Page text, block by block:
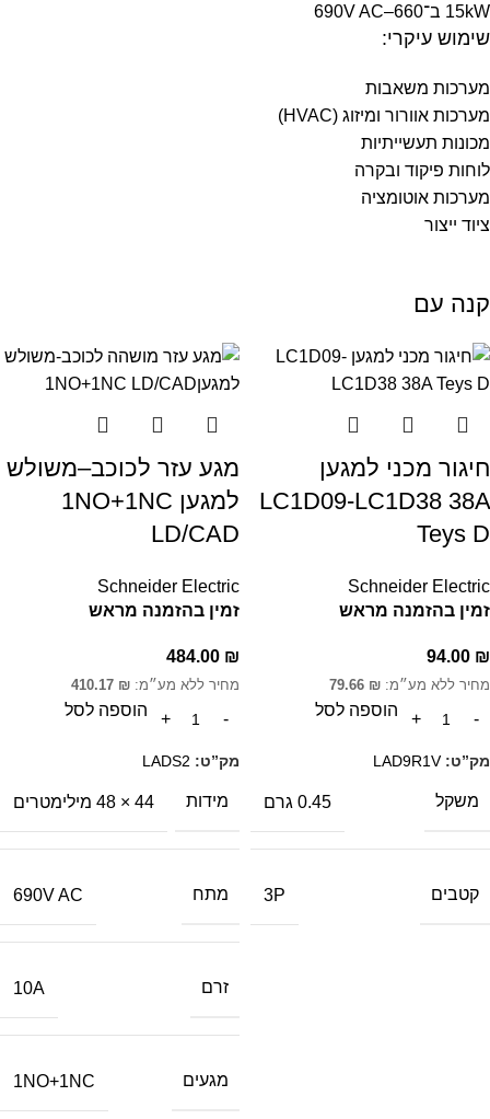
15kW ב־660–690V AC
שימוש עיקרי:
מערכות משאבות
מערכות אוורור ומיזוג (HVAC)
מכונות תעשייתיות
לוחות פיקוד ובקרה
מערכות אוטומציה
ציוד ייצור
קנה עם
חיגור מכני למגען
LC1D09-LC1D38 38A
Teys D
Schneider Electric
זמין בהזמנה מראש
94.00 ₪
מחיר ללא מע״מ: 79.66 ₪
הוספה לסל
מק”ט:LAD9R1V
משקל 0.45 גרם
קטבים 3P
מגע עזר לכוכב–משולש
למגען 1NO+1NC
LD/CAD
Schneider Electric
זמין בהזמנה מראש
484.00 ₪
מחיר ללא מע״מ: 410.17 ₪
הוספה לסל
מק”ט: LADS2
מידות 44 × 48 מילימטרים
מתח 690V AC
זרם 10A
מגעים 1NO+1NC